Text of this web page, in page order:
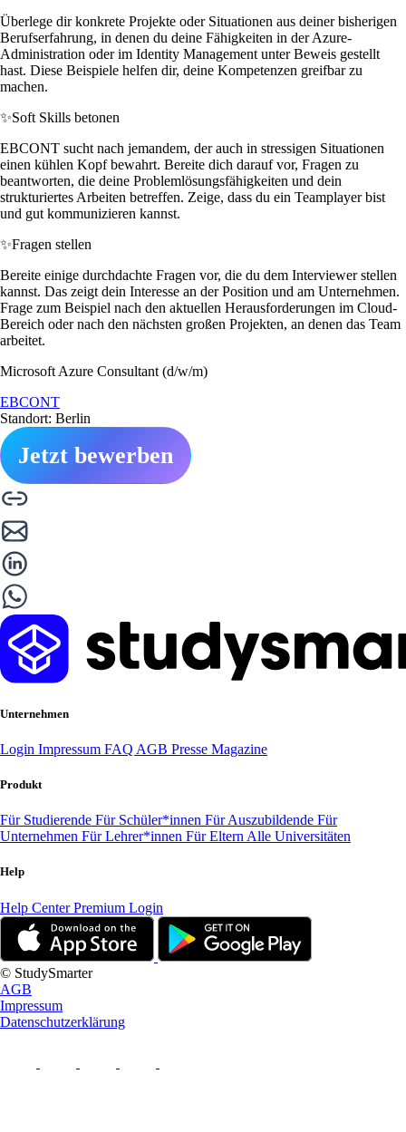
Überlege dir konkrete Projekte oder Situationen aus deiner bisherigen
Berufserfahrung, in denen du deine Fähigkeiten in der Azure-
Administration oder im Identity Management unter Beweis gestellt
hast. Diese Beispiele helfen dir, deine Kompetenzen greifbar zu
machen.
✨Soft Skills betonen
EBCONT sucht nach jemandem, der auch in stressigen Situationen
einen kühlen Kopf bewahrt. Bereite dich darauf vor, Fragen zu
beantworten, die deine Problemlösungsfähigkeiten und dein
strukturiertes Arbeiten betreffen. Zeige, dass du ein Teamplayer bist
und gut kommunizieren kannst.
✨Fragen stellen
Bereite einige durchdachte Fragen vor, die du dem Interviewer stellen
kannst. Das zeigt dein Interesse an der Position und am Unternehmen.
Frage zum Beispiel nach den aktuellen Herausforderungen im Cloud-
Bereich oder nach den nächsten großen Projekten, an denen das Team
arbeitet.
Microsoft Azure Consultant (d/w/m)
EBCONT
Standort: Berlin
Jetzt bewerben
Unternehmen
Login Impressum FAQ AGB Presse Magazine
Produkt
Für Studierende Für Schüler*innen Für Auszubildende Für
Unternehmen Für Lehrer*innen Für Eltern Alle Universitäten
Help
Help CenterPremium Login
© StudySmarter
AGB
Impressum
Datenschutzerklärung